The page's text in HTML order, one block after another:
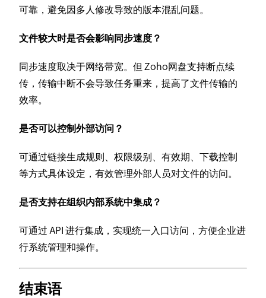
可靠，避免因多人修改导致的版本混乱问题。
文件较大时是否会影响同步速度？
同步速度取决于网络带宽。但 Zoho网盘支持断点续
传，传输中断不会导致任务重来，提高了文件传输的
效率。
是否可以控制外部访问？
可通过链接生成规则、权限级别、有效期、下载控制
等方式具体设定，有效管理外部人员对文件的访问。
是否支持在组织内部系统中集成？
可通过 API 进行集成，实现统一入口访问，方便企业进
行系统管理和操作。
结束语